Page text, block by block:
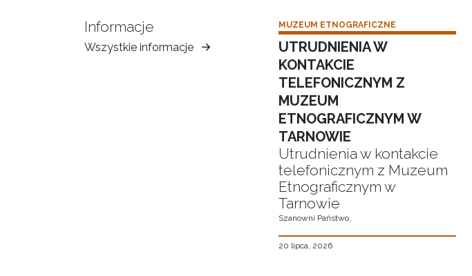
Informacje
Wszystkie informacje
Muzeum
MUZEUM ETNOGRAFICZNE
UTRUDNIENIA W
KONTAKCIE
TELEFONICZNYM Z
MUZEUM
ETNOGRAFICZNYM W
TARNOWIE
Utrudnienia w kontakcie
telefonicznym z Muzeum
Etnograficznym w
Tarnowie
Szanowni Państwo,
20 lipca, 2026